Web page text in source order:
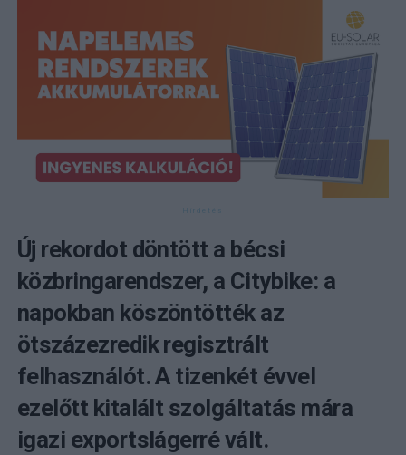
Új rekordot döntött a bécsi
közbringarendszer, a Citybike: a
napokban köszöntötték az
ötszázezredik regisztrált
felhasználót. A tizenkét évvel
ezelőtt kitalált szolgáltatás mára
igazi exportslágerré vált.